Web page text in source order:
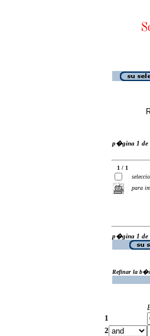
p�gina 1 de
1 / 1
para
p�gina 1 de
Refinar la
1
2